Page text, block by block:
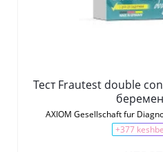
Тест Frautest double
AXIOM Gesellschaft fur
+377